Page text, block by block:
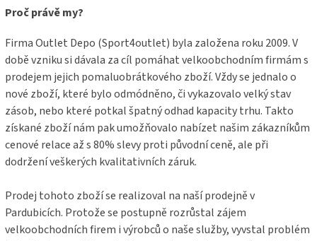
aProč právě my?
Firma Outlet Depo (Sport4outlet) byla založena roku 2009. V
době vzniku si dávala za cíl pomáhat velkoobchodním firmám s
prodejem jejich pomaluobrátkového zboží. Vždy se jednalo o
nové zboží, které bylo odmódněno, či vykazovalo velký stav
zásob, nebo které potkal špatný odhad kapacity trhu. Takto
získané zboží nám pak umožňovalo nabízet našim zákazníkům
cenové relace až s 80% slevy proti původní ceně, ale při
dodržení veškerých kvalitativních záruk.
Prodej tohoto zboží se realizoval na naší prodejně v
Pardubicích. Protože se postupně rozrůstal zájem
velkoobchodních firem i výrobců o naše služby, vyvstal problém